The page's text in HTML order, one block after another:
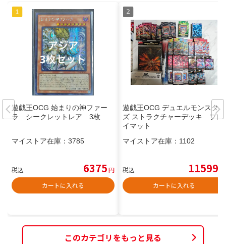
遊戯王OCG 始まりの神ファー
ラ シークレットレア 3枚
マイストア在庫： 3785
税込 6375円
カートに入れる
遊戯王OCG デュエルモンスター
ズ ストラクチャーデッキ プレ
イマット
マイストア在庫： 1102
税込 11599
カートに入れる
このカテゴリをもっと見る